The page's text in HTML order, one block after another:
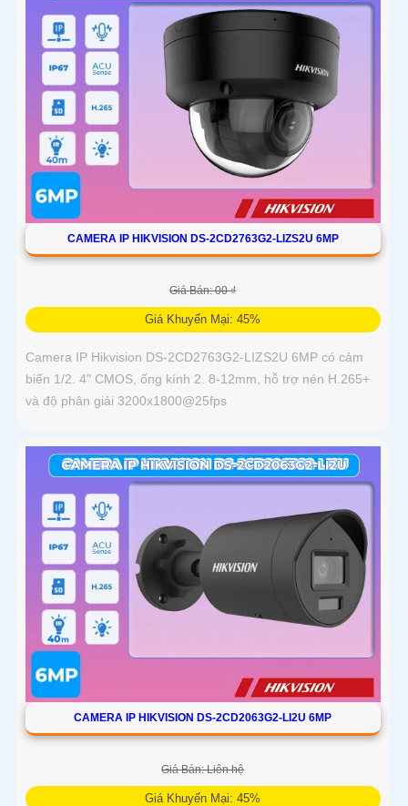
CAMERA IP HIKVISION DS-2CD2763G2-LIZS2U 6MP
Giá Bán: 00 ₫
Giá Khuyến Mại: 45%
Camera IP Hikvision DS-2CD2763G2-LIZS2U 6MP có cảm
biến 1/2. 4" CMOS, ống kính 2. 8-12mm, hỗ trợ nén H.265+
và độ phân giải 3200x1800@25fps
CAMERA IP HIKVISION DS-2CD2063G2-LI2U 6MP
Giá Bán: Liên hệ
Giá Khuyến Mại: 45%